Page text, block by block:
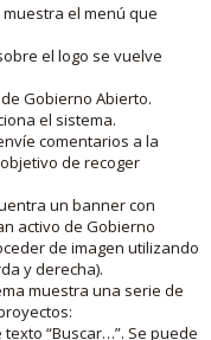
el menú que
el logo se vuelve
Gobierno Abierto.
el sistema.
comentarios a la
de recoger
un banner con
activo de Gobierno
de imagen utilizando
y derecha).
muestra una serie de
“Buscar…”. Se puede